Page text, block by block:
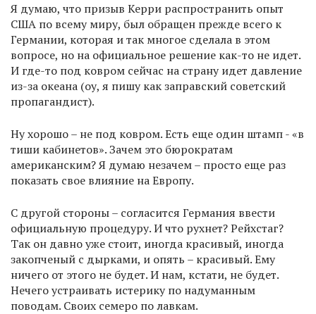
Я думаю, что призыв Керри распространить опыт
США по всему миру, был обращен прежде всего к
Германии, которая и так многое сделала в этом
вопросе, но на официальное решение как-то не идет.
И где-то под ковром сейчас на страну идет давление
из-за океана (оу, я пишу как заправский советский
пропагандист).
Ну хорошо – не под ковром. Есть еще один штамп - «в
тиши кабинетов». Зачем это бюрократам
американским? Я думаю незачем – просто еще раз
показать свое влияние на Европу.
С другой стороны – согласится Германия ввести
официальную процедуру. И что рухнет? Рейхстаг?
Так он давно уже стоит, иногда красивый, иногда
закопченый с дырками, и опять – красивый. Ему
ничего от этого не будет. И нам, кстати, не будет.
Нечего устраивать истерику по надуманным
поводам. Своих семеро по лавкам.